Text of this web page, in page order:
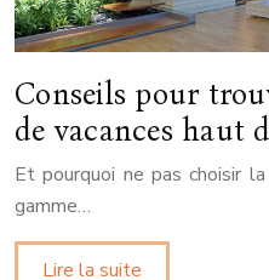
Conseils pour
de vacances haut
Et pourquoi ne pas choisir
gamme…
Lire la suite